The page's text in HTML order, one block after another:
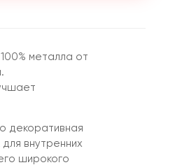
металла от
декоративная
внутренних
широкого